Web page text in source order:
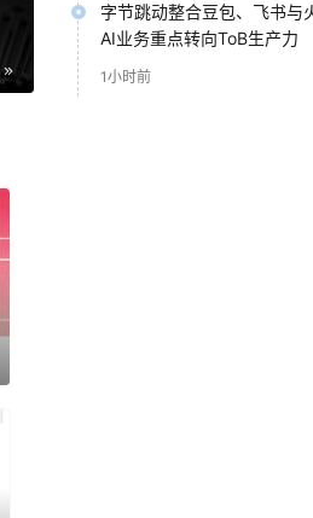
字节跳动整合豆包、飞书与
AI业务重点转向ToB生产力
1小时前